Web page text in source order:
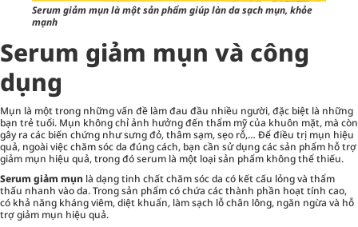
Serum giảm mụn là một sản phẩm giúp làn da sạch mụn, khỏe
mạnh
Serum giảm mụn và công
dụng
Mụn là một trong những vấn đề làm đau đầu nhiều người, đặc biệt là những
bạn trẻ tuổi. Mụn không chỉ ảnh hưởng đến thẩm mỹ của khuôn mặt, mà còn
gây ra các biến chứng như sưng đỏ, thâm sạm, sẹo rỗ,… Để điều trị mụn hiệu
quả, ngoài việc chăm sóc da đúng cách, bạn cần sử dụng các sản phẩm hỗ trợ
giảm mụn hiệu quả, trong đó serum là một loại sản phẩm không thể thiếu.
Serum giảm mụn là dạng tinh chất chăm sóc da có kết cấu lỏng và thẩm
thấu nhanh vào da. Trong sản phẩm có chứa các thành phần hoạt tính cao,
có khả năng kháng viêm, diệt khuẩn, làm sạch lỗ chân lông, ngăn ngừa và hỗ
trợ giảm mụn hiệu quả.